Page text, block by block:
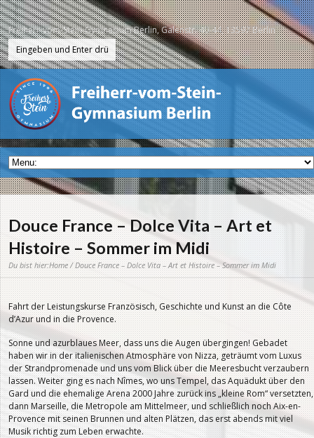
Freiherr-vom-Stein-Gymnasium Berlin, Galenstr. 40-44, 13597 Berlin
Douce France – Dolce Vita – Art et
Histoire – Sommer im Midi
Du bist hier:Home/ Douce France – Dolce Vita – Art et Histoire – Sommer im Midi
Fahrt der Leistungskurse Französisch, Geschichte und Kunst an die Côte
d’Azur und in die Provence.
Sonne und azurblaues Meer, dass uns die Augen übergingen! Gebadet
haben wir in der italienischen Atmosphäre von Nizza, geträumt vom Luxus
der Strandpromenade und uns vom Blick über die Meeresbucht verzaubern
lassen. Weiter ging es nach Nîmes, wo uns Tempel, das Aquädukt über den
Gard und die ehemalige Arena 2000 Jahre zurück ins „kleine Rom“ versetzten,
dann Marseille, die Metropole am Mittelmeer, und schließlich noch Aix-en-
Provence mit seinen Brunnen und alten Plätzen, das erst abends mit viel
Musik richtig zum Leben erwachte.